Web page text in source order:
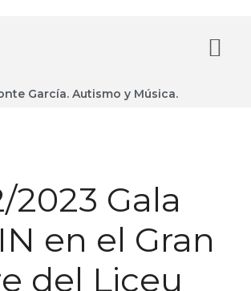
García. Autismo y Música.
2023 Gala
en el Gran
del Liceu